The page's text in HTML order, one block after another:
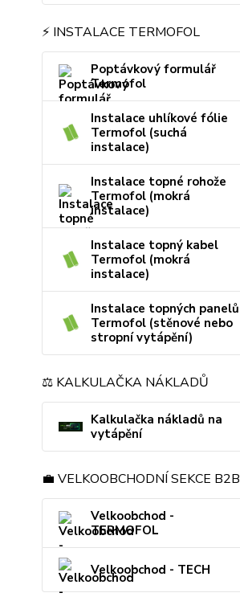
⚡ INSTALACE TERMOFOL
Poptávkový formulář
Termofol
Instalace uhlíkové fólie
Termofol (suchá
instalace)
Instalace topné rohože
Termofol (mokrá
instalace)
Instalace topný kabel
Termofol (mokrá
instalace)
Instalace topných panelů
Termofol (stěnové nebo
stropní vytápění)
⚖️ KALKULAČKA NÁKLADŮ
Kalkulačka nákladů na
vytápění
💼 VELKOOBCHODNÍ SEKCE B2B
Velkoobchod -
TERMOFOL
Velkoobchod - TECH